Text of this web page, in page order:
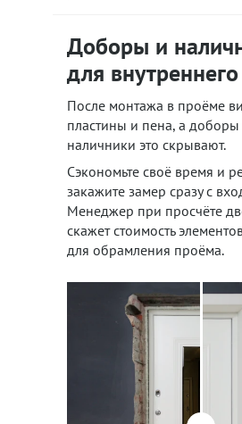
Доборы и
для
После монтажа в проёме
пластины и пена, а
наличники это скрывают.
Сэкономьте своё время и
закажите замер сразу с
Менеджер при просчёте
скажет стоимость
для обрамления проёма.